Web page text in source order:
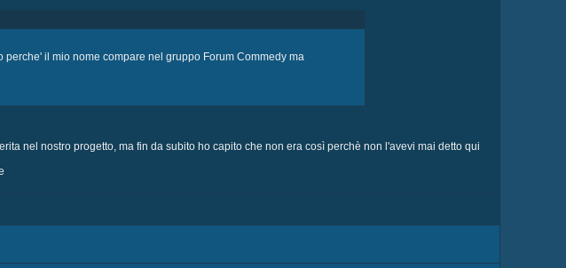
il mio nome compare nel gruppo Forum Commedy ma
nel nostro progetto, ma fin da subito ho capito che non era così perchè non l'avevi mai detto qui